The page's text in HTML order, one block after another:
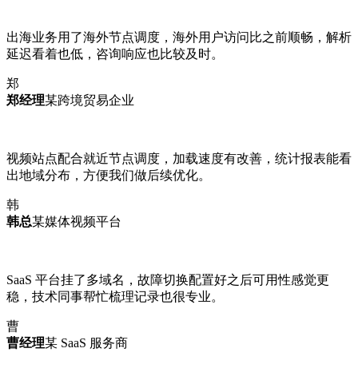
出海业务用了海外节点调度，海外用户访问比之前顺畅，解析
延迟看着也低，咨询响应也比较及时。
郑
郑经理某跨境贸易企业
视频站点配合就近节点调度，加载速度有改善，统计报表能看
出地域分布，方便我们做后续优化。
韩
韩总某媒体视频平台
SaaS 平台挂了多域名，故障切换配置好之后可用性感觉更
稳，技术同事帮忙梳理记录也很专业。
曹
曹经理某 SaaS 服务商